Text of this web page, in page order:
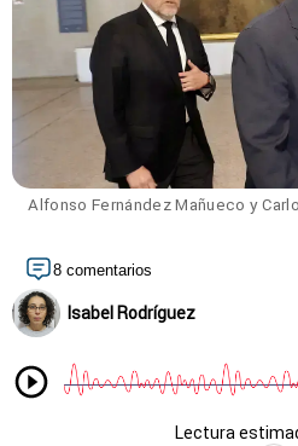
Alfonso Fernández Mañueco y
8 comentarios
Isabel Rodríguez
Lectura